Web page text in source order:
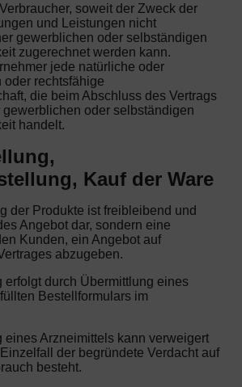
soweit der Zweck der
und Leistungen nicht
gewerblichen oder selbständigen
zugerechnet werden kann.
jede natürliche oder
oder rechtsfähige
die beim Abschluss des Vertrags
oder selbständigen
handelt.
Kauf der Ware
der Produkte ist freibleibend und
Angebot dar, sondern eine
Kunden, ein Angebot auf
abzugeben.
erfolgt durch Übermittlung eines
Bestellformulars im
eines Arzneimittels kann verweigert
der begründete Verdacht auf
besteht.